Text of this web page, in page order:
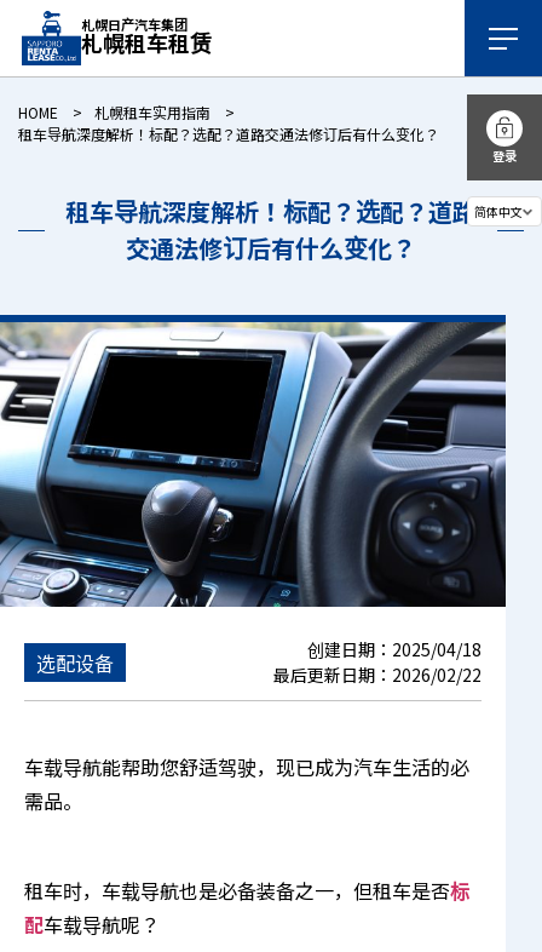
札幌日产汽车集团
札幌租车租赁
登录
HOME
札幌租车实用指南
租车导航深度解析！标配？选配？道路交通法修订后有什么变化？
租车导航深度解析！标配？选配？道路
交通法修订后有什么变化？
选配设备 创建日期： 2025/04/18
最后更新日期： 2026/02/22
车载导航能帮助您舒适驾驶，现已成为汽车生活的必
需品。
租车时，车载导航也是必备装备之一，但租车是否标
配车载导航呢？